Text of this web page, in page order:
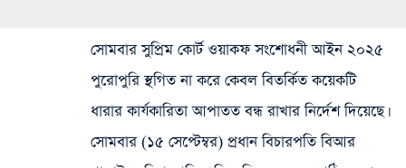
সোমবার সুপ্রিম কোর্ট ওয়াকফ সংশোধনী আইন ২০২৫
পুরোপুরি স্থগিত না করে কেবল বিতর্কিত কয়েকটি
ধারার কার্যকারিতা আপাতত বন্ধ রাখার নির্দেশ দিয়েছে।
সোমবার (১৫ সেপ্টেম্বর) প্রধান বিচারপতি বিআর